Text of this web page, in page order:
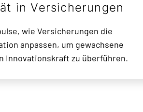
in Versicherungen
wie Versicherungen die
anpassen, um gewachsene
Innovationskraft zu überführen.